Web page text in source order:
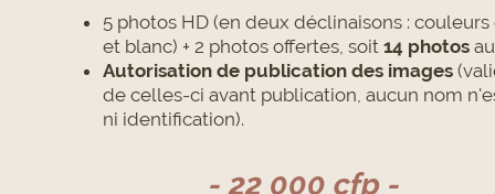
5 photos HD (en deux déclinaisons : couleurs
et blanc) + 2 photos offertes, soit 14 photos
Autorisation de publication des images
de celles-ci avant publication, aucun nom
ni identification).
- 22 000 cfp -